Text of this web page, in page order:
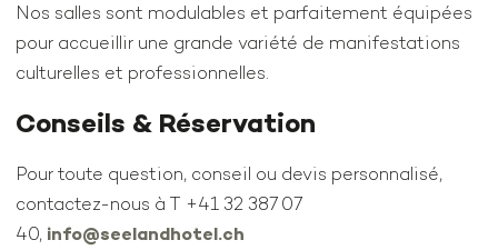
Nos salles sont modulables et parfaitement équipées
pour accueillir une grande variété de manifestations
culturelles et professionnelles.
Conseils & Réservation
Pour toute question, conseil ou devis personnalisé,
contactez-nous à T +41 32 387 07
40, info@seelandhotel.ch